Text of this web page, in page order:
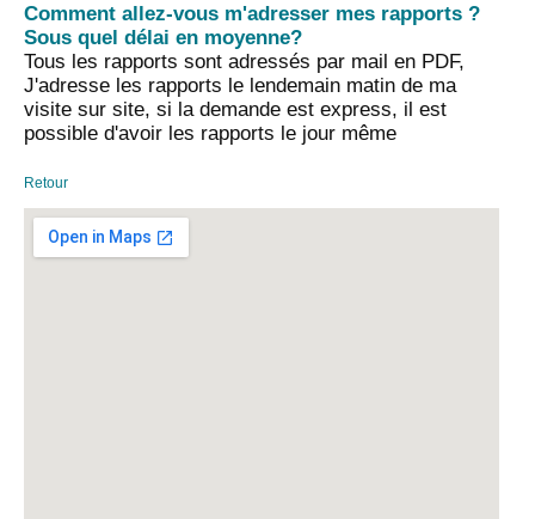
Comment allez-vous m'adresser mes rapports ?
Sous quel délai en moyenne?
Tous les rapports sont adressés par mail en PDF,
J'adresse les rapports le lendemain matin de ma
visite sur site, si la demande est express, il est
possible d'avoir les rapports le jour même
Retour